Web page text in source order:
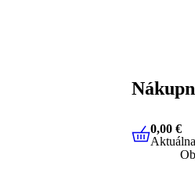
0,00 €
0,00 €